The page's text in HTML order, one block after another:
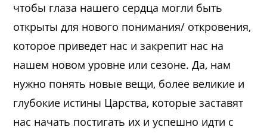
чтобы глаза нашего сердца могли быть
открыты для нового понимания/ откровения,
которое приведет нас и закрепит нас на
нашем новом уровне или сезоне. Да, нам
нужно понять новые вещи, более великие и
глубокие истины Царства, которые заставят
нас начать постигать их и успешно идти с